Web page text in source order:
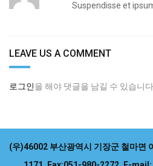
Suspendisse et
LEAVE US A COMMENT
로그인을 해야 댓글을 남길 수 있습니다.
(우)46002 부산광역시 기장군 철마면